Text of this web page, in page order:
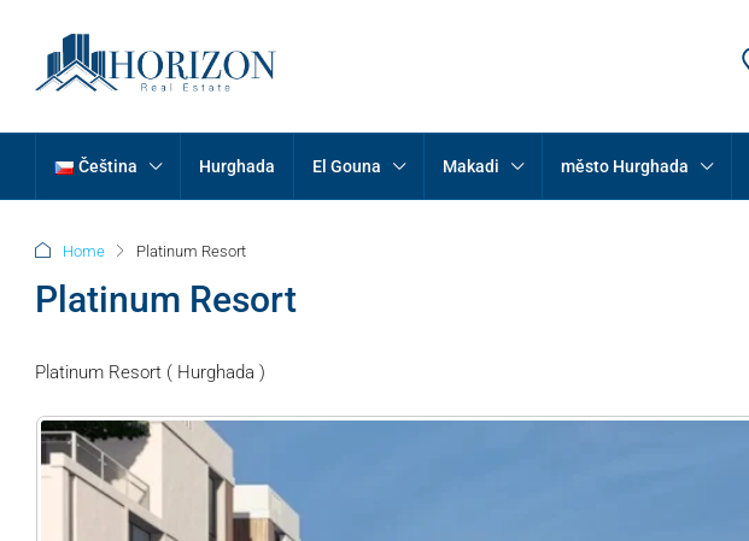
Čeština Hurghada El Gouna Makadi město Hurghada
Home Platinum Resort
Platinum Resort
Platinum Resort ( Hurghada )